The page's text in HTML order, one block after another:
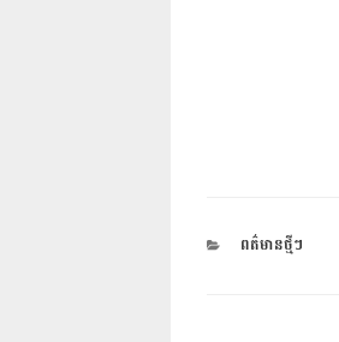
CATEGORIES
ពត៌មានថ្មីៗ